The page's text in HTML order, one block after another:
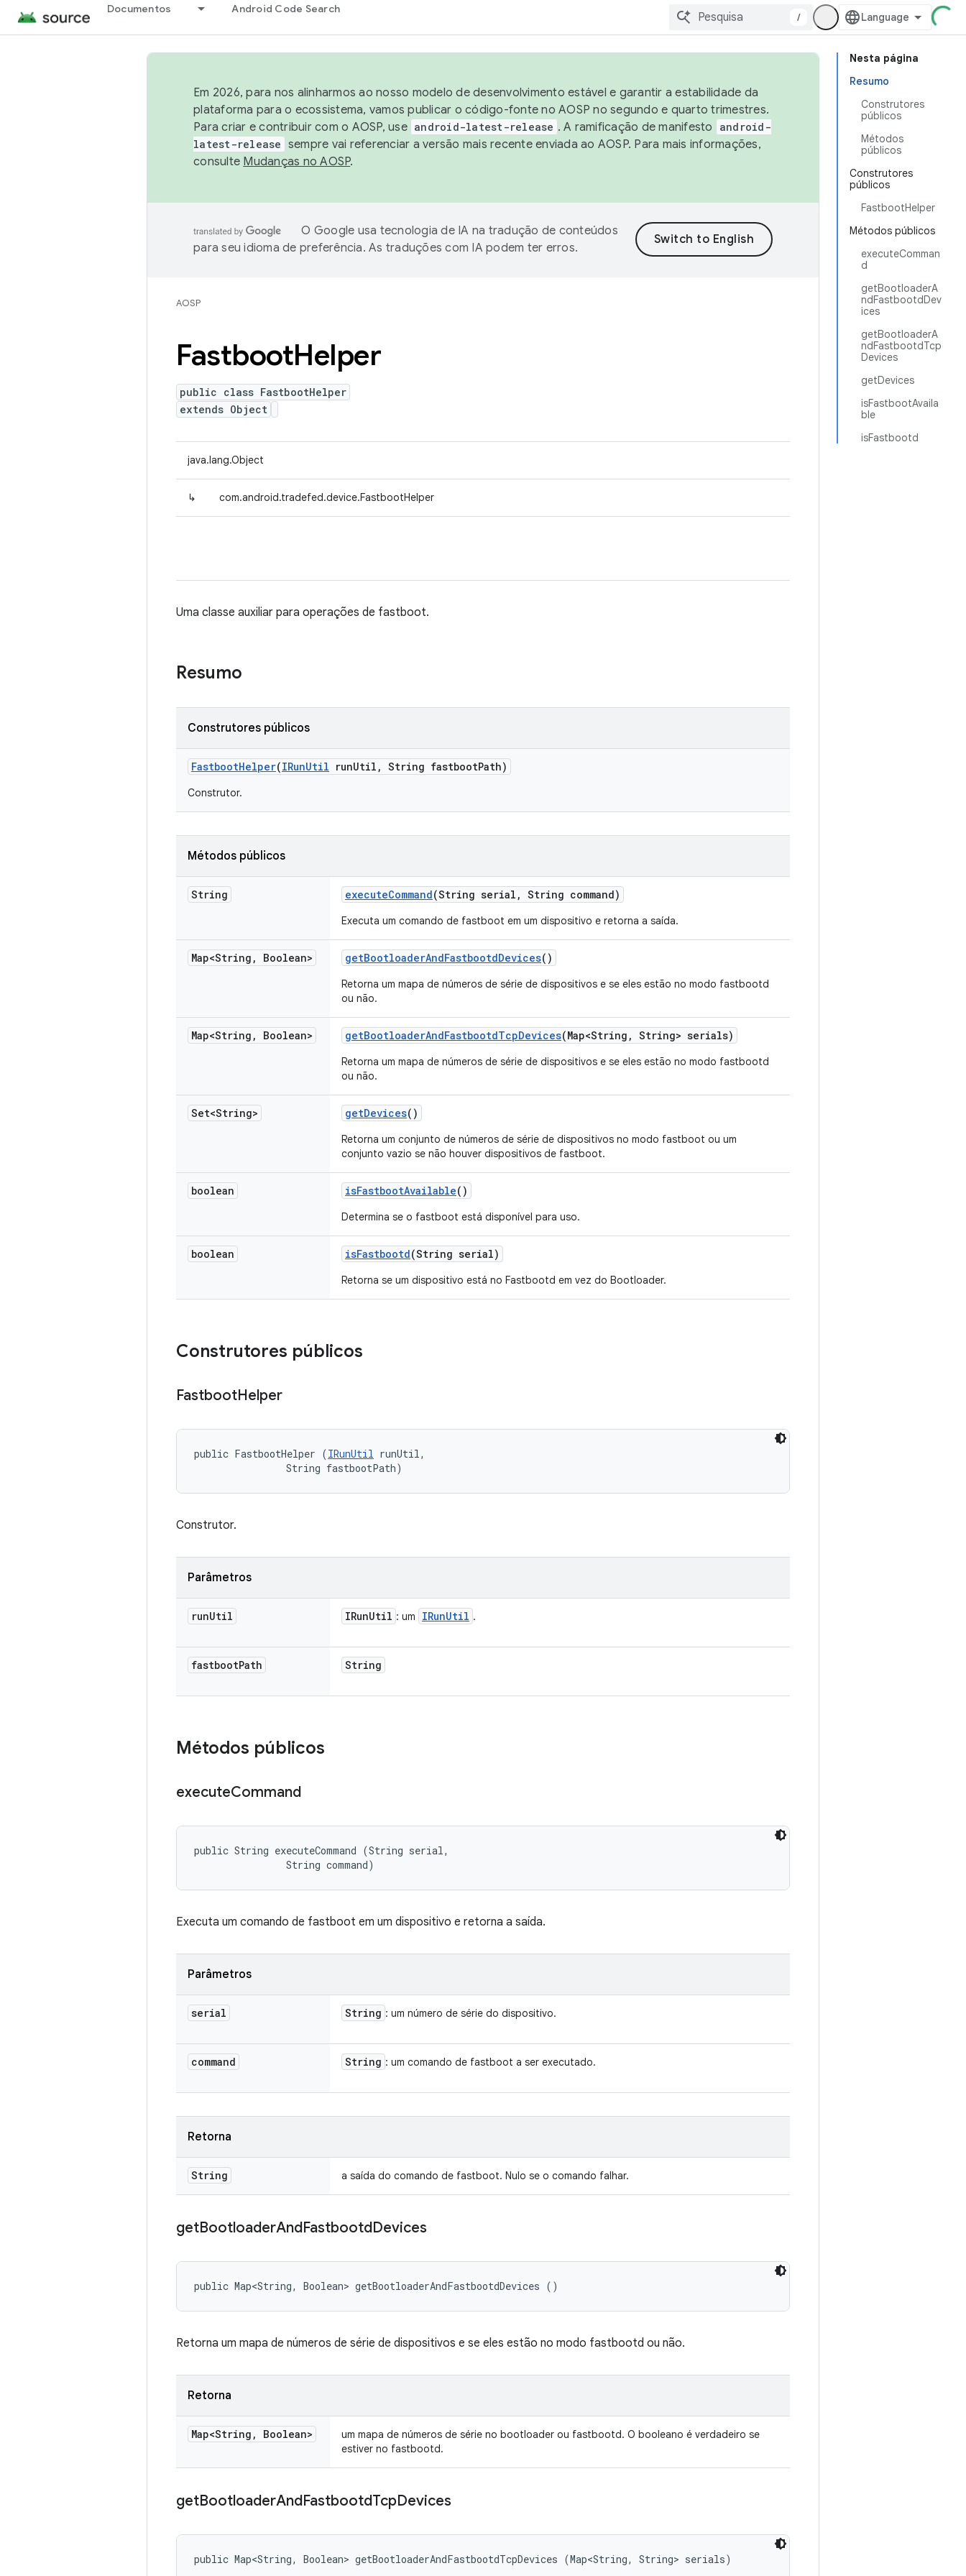
Documentos Android Code Search
/
Nesta página
Resumo
Construtores
públicos
Métodos
públicos
Construtores
públicos
FastbootHelper
Métodos públicos
executeComman
d
getBootloaderA
ndFastbootdDev
ices
getBootloaderA
ndFastbootdTcp
Devices
getDevices
isFastbootAvaila
ble
isFastbootd
Em 2026, para nos alinharmos ao nosso modelo de desenvolvimento estável e garantir a estabilidade da
plataforma para o ecossistema, vamos publicar o código-fonte no AOSP no segundo e quarto trimestres.
Para criar e contribuir com o AOSP, use android-latest-release . A ramificação de manifesto
android-
latest-release sempre vai referenciar a versão mais recente enviada ao AOSP. Para mais informações,
consulte Mudanças no AOSP.
O Google usa tecnologia de IA na tradução de conteúdos
para seu idioma de preferência. As traduções com IA podem ter erros.
AOSP
FastbootHelper
public class FastbootHelper
extends Object
java.lang.Object
↳ com.android.tradefed.device.FastbootHelper
Uma classe auxiliar para operações de fastboot.
Resumo
Construtores públicos
FastbootHelper(IRunUtil runUtil , String fastbootPath)
Construtor.
Métodos públicos
String executeCommand(String serial , String command)
Executa um comando de fastboot em um dispositivo e retorna a saída.
Map<String , Boolean> getBootloaderAndFastbootdDevices()
Retorna um mapa de números de série de dispositivos e se eles estão no modo fastbootd
ou não.
Map<String , Boolean> getBootloaderAndFastbootdTcpDevices(Map<String , String> serials)
Retorna um mapa de números de série de dispositivos e se eles estão no modo fastbootd
ou não.
Set<String> getDevices()
Retorna um conjunto de números de série de dispositivos no modo fastboot ou um
conjunto vazio se não houver dispositivos de fastboot.
boolean isFastbootAvailable()
Determina se o fastboot está disponível para uso.
boolean isFastbootd(String serial)
Retorna se um dispositivo está no Fastbootd em vez do Bootloader.
Construtores públicos
FastbootHelper
public FastbootHelper (IRunUtil runUtil,
                String fastbootPath)
Construtor.
Parâmetros
runUtil IRunUtil : um IRunUtil .
fastbootPath String
Métodos públicos
executeCommand
public String executeCommand (String serial,
                String command)
Executa um comando de fastboot em um dispositivo e retorna a saída.
Parâmetros
serial String : um número de série do dispositivo.
command String : um comando de fastboot a ser executado.
Retorna
String a saída do comando de fastboot. Nulo se o comando falhar.
getBootloaderAndFastbootdDevices
public Map<String, Boolean> getBootloaderAndFastbootdDevices ()
Retorna um mapa de números de série de dispositivos e se eles estão no modo fastbootd ou não.
Retorna
Map<String , Boolean>
um mapa de números de série no bootloader ou fastbootd. O booleano é verdadeiro se
estiver no fastbootd.
getBootloaderAndFastbootdTcpDevices
public Map<String, Boolean> getBootloaderAndFastbootdTcpDevices (Map<String, String> serials)